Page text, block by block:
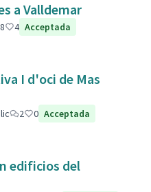
a Valldemar
8 4 Acceptada
I d'oci de Mas
2 0 Acceptada
edificios del